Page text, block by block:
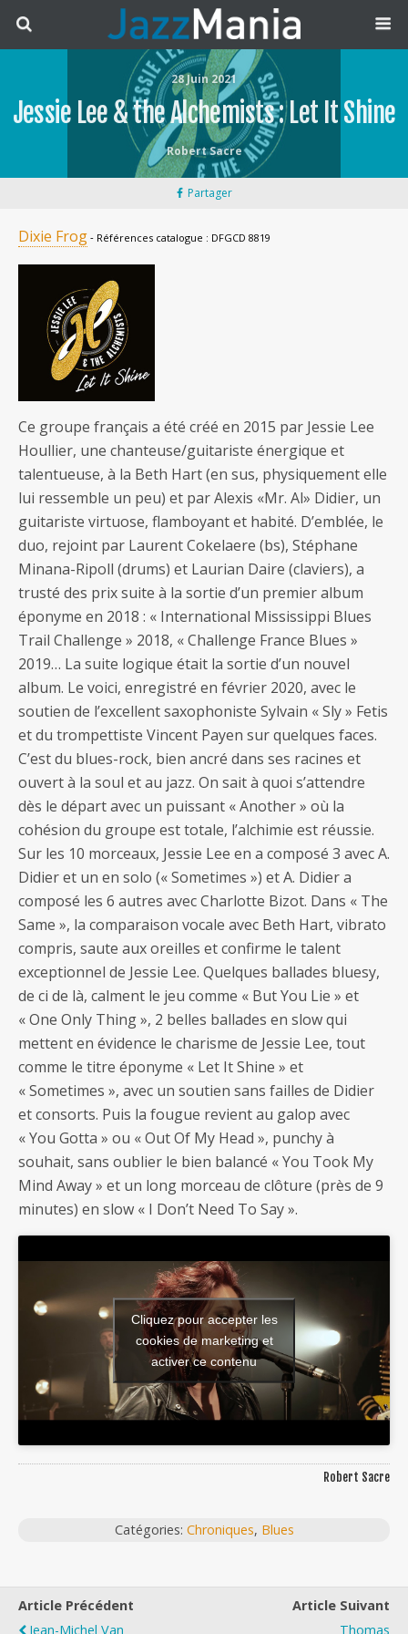
28 Juin 2021
Jessie Lee & the Alchemists : Let It Shine
Robert Sacre
Partager
Dixie Frog ‐ Références catalogue : DFGCD 8819
Ce groupe français a été créé en 2015 par Jessie Lee
Houllier, une chanteuse/guitariste énergique et
talentueuse, à la Beth Hart (en sus, physiquement elle
lui ressemble un peu) et par Alexis «Mr. Al» Didier, un
guitariste virtuose, flamboyant et habité. D’emblée, le
duo, rejoint par Laurent Cokelaere (bs), Stéphane
Minana-Ripoll (drums) et Laurian Daire (claviers), a
trusté des prix suite à la sortie d’un premier album
éponyme en 2018 : « International Mississippi Blues
Trail Challenge » 2018, « Challenge France Blues »
2019… La suite logique était la sortie d’un nouvel
album. Le voici, enregistré en février 2020, avec le
soutien de l’excellent saxophoniste Sylvain « Sly » Fetis
et du trompettiste Vincent Payen sur quelques faces.
C’est du blues-rock, bien ancré dans ses racines et
ouvert à la soul et au jazz. On sait à quoi s’attendre
dès le départ avec un puissant « Another » où la
cohésion du groupe est totale, l’alchimie est réussie.
Sur les 10 morceaux, Jessie Lee en a composé 3 avec A.
Didier et un en solo (« Sometimes ») et A. Didier a
composé les 6 autres avec Charlotte Bizot. Dans « The
Same », la comparaison vocale avec Beth Hart, vibrato
compris, saute aux oreilles et confirme le talent
exceptionnel de Jessie Lee. Quelques ballades bluesy,
de ci de là, calment le jeu comme « But You Lie » et
« One Only Thing », 2 belles ballades en slow qui
mettent en évidence le charisme de Jessie Lee, tout
comme le titre éponyme « Let It Shine » et
« Sometimes », avec un soutien sans failles de Didier
et consorts. Puis la fougue revient au galop avec
« You Gotta » ou « Out Of My Head », punchy à
souhait, sans oublier le bien balancé « You Took My
Mind Away » et un long morceau de clôture (près de 9
minutes) en slow « I Don’t Need To Say ».
Cliquez pour accepter les
cookies de marketing et
activer ce contenu
Robert Sacre
Catégories: Chroniques, Blues
Article Précédent
Jean-Michel Van
Article Suivant
Thomas